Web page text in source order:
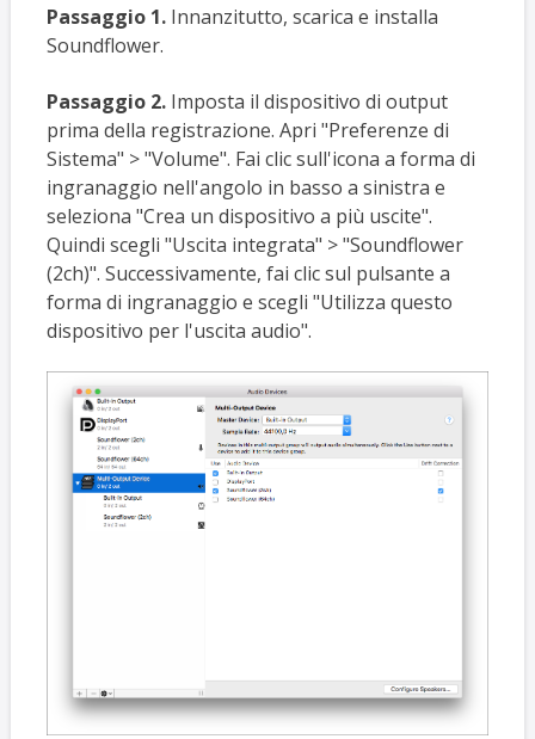
Passaggio 1.Innanzitutto, scarica e installa
Soundflower.
Passaggio 2.Imposta il dispositivo di output
prima della registrazione. Apri "Preferenze di
Sistema" > "Volume". Fai clic sull'icona a forma di
ingranaggio nell'angolo in basso a sinistra e
seleziona "Crea un dispositivo a più uscite".
Quindi scegli "Uscita integrata" > "Soundflower
(2ch)". Successivamente, fai clic sul pulsante a
forma di ingranaggio e scegli "Utilizza questo
dispositivo per l'uscita audio".